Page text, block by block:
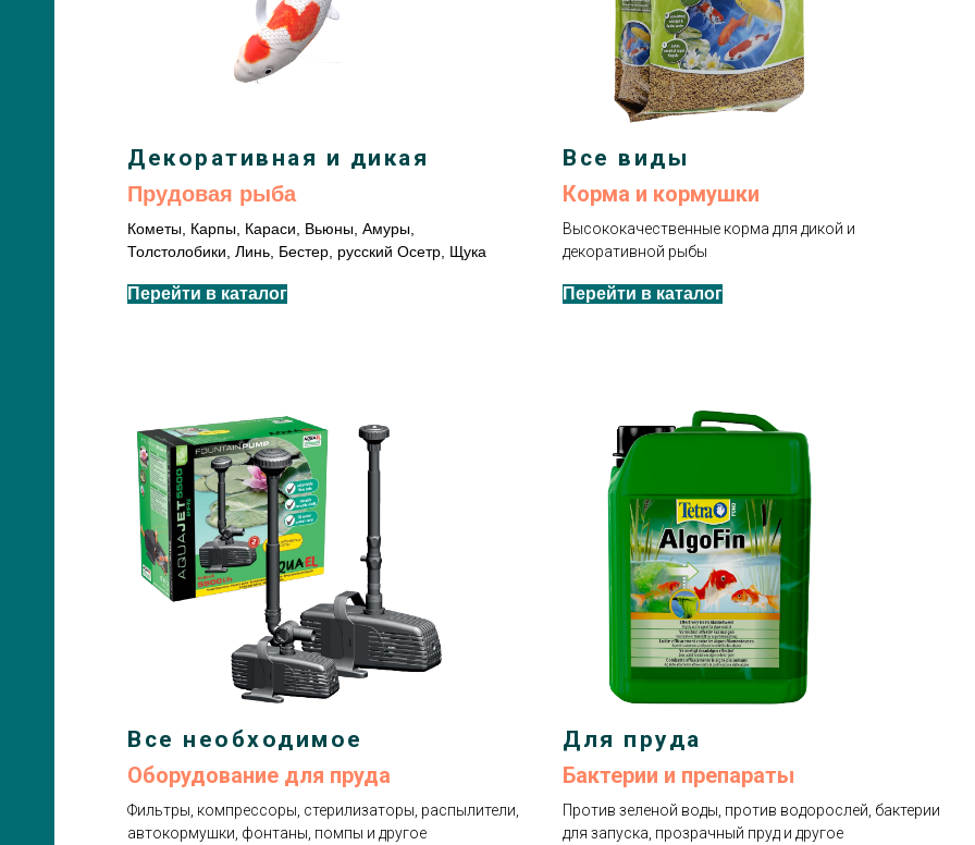
Декоративная и дикая
Прудовая рыба
Кометы, Карпы, Караси, Вьюны, Амуры,
Толстолобики, Линь, Бестер, русский Осетр, Щука
Перейти в каталог
Все виды
Корма и кормушки
Высококачественные корма для дикой и
декоративной рыбы
Перейти в каталог
Все необходимое
Оборудование для пруда
Фильтры, компрессоры, стерилизаторы, распылители,
автокормушки, фонтаны, помпы и другое
Для пруда
Бактерии и препараты
Против зеленой воды, против водорослей, бактерии
для запуска, прозрачный пруд и другое